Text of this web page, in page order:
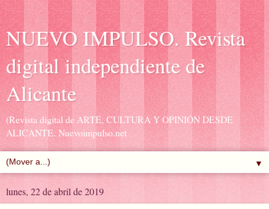
NUEVO IMPULSO. Revista
digital independiente de
Alicante
(Revista digital de ARTE, CULTURA Y OPINIÓN DESDE
ALICANTE. Nuevoimpulso.net
▼
lunes, 22 de abril de 2019